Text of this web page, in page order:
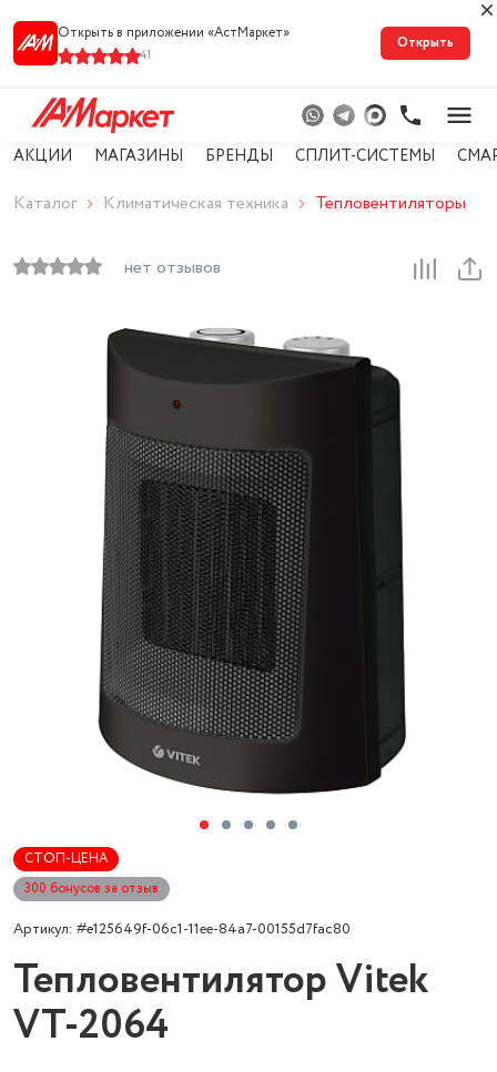
Открыть в приложении «АстМарке‪т‬»
41
Открыть
АКЦИИ МАГАЗИНЫ БРЕНДЫ СПЛИТ-СИСТЕМЫ
Каталог Климатическая техника Тепловентиляторы
нет отзывов
СТОП-ЦЕНА
300 бонусов за отзыв
Артикул: #e125649f-06c1-11ee-84a7-00155d7fac80
Тепловентилятор Vitek
VT-2064